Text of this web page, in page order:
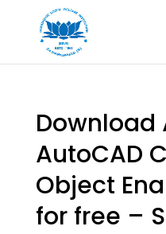
Download
AutoCAD
Object
for free –